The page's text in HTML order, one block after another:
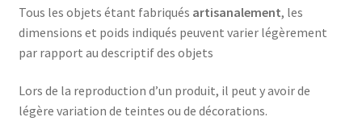
Tous les objets étant fabriqués artisanalement, les
dimensions et poids indiqués peuvent varier légèrement
par rapport au descriptif des objets
Lors de la reproduction d’un produit, il peut y avoir de
légère variation de teintes ou de décorations.